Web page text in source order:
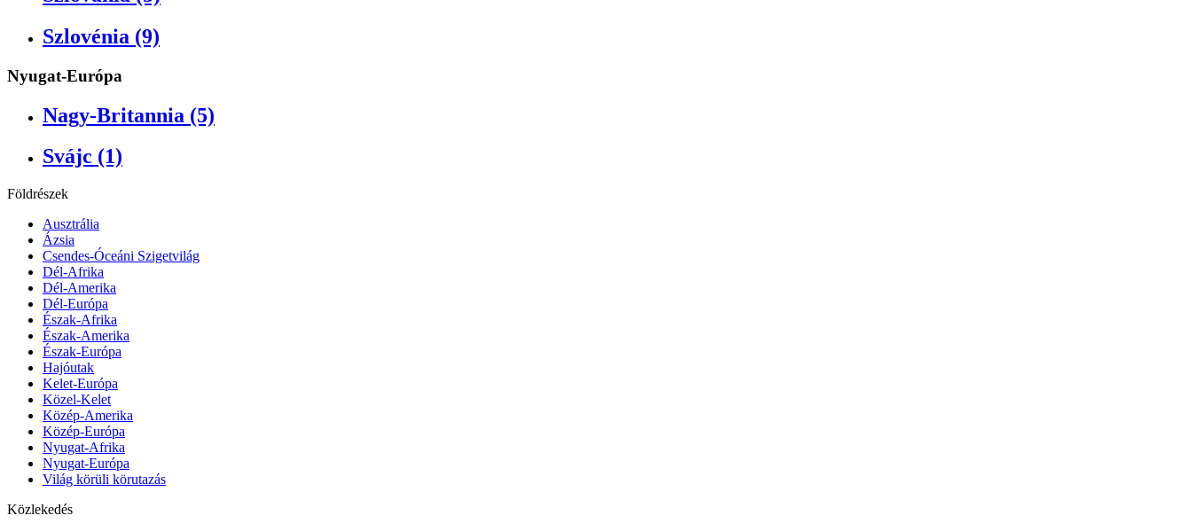
Szlovénia (9)
Nyugat-Európa
Nagy-Britannia (5)
Svájc (1)
Földrészek
Ausztrália
Ázsia
Csendes-Óceáni Szigetvilág
Dél-Afrika
Dél-Amerika
Dél-Európa
Észak-Afrika
Észak-Amerika
Észak-Európa
Hajóutak
Kelet-Európa
Közel-Kelet
Közép-Amerika
Közép-Európa
Nyugat-Afrika
Nyugat-Európa
Világ körüli körutazás
Közlekedés